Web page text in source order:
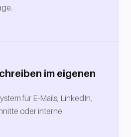
im eigenen
für E-Mails, LinkedIn,
oder interne